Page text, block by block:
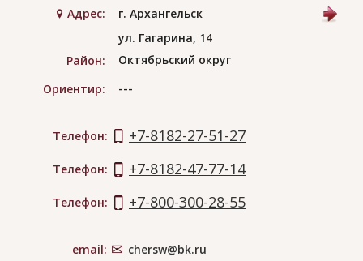
Адрес:
г. Архангельск
ул. Гагарина, 14
Район:
Октябрьский округ
Ориентир:
---
Телефон: +7-8182-27-51-27
Телефон: +7-8182-47-77-14
Телефон: +7-800-300-28-55
email: chersw@bk.ru